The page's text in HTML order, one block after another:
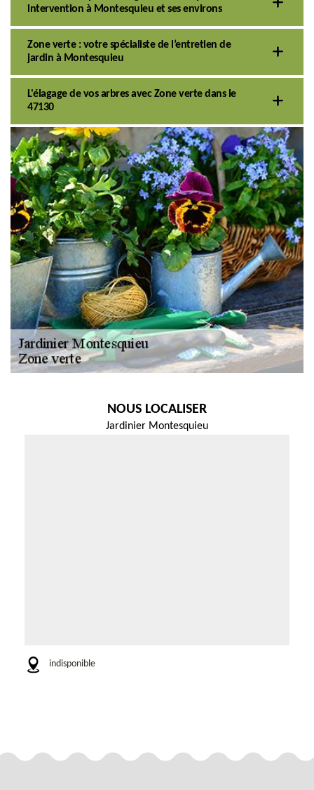
intervention à Montesquieu et ses environs
Zone verte : votre spécialiste de l’entretien de
jardin à Montesquieu
L'élagage de vos arbres avec Zone verte dans le
47130
NOUS LOCALISER
Jardinier Montesquieu
indisponible